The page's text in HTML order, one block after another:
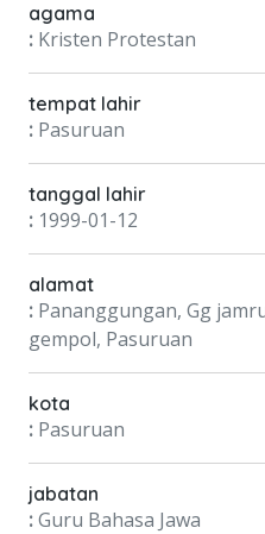
agama
: Kristen Protestan
tempat lahir
: Pasuruan
tanggal lahir
: 1999-01-12
alamat
: Pananggungan, Gg
gempol, Pasuruan
kota
: Pasuruan
jabatan
:Guru Bahasa Jawa